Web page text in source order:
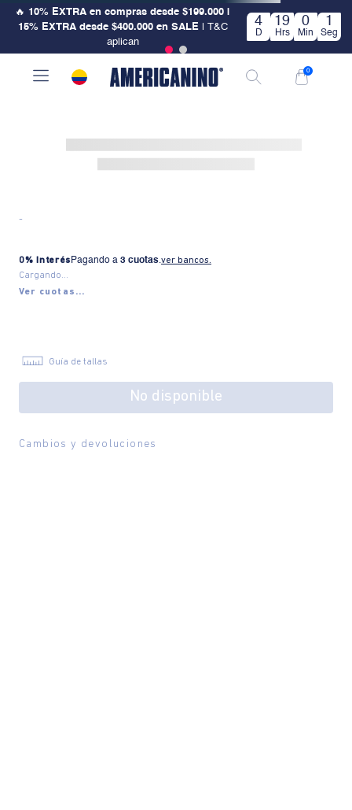
🔥 10% EXTRA en compras desde $199.000 |
15% EXTRA desde $400.000 en SALE| T&C
aplican
4
D
19
Hrs
0
Min
1
Seg
0
-
0% Interés Pagando a 3 cuotas.ver bancos.
Cargando...
Ver cuotas...
Guía de tallas
No disponible
Cambios y devoluciones